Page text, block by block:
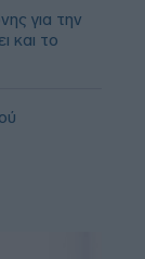
για την
και το